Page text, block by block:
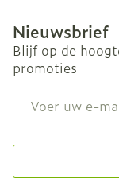
Nieuwsbrief
Blijf op de
promoties